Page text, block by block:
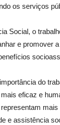
os serviços
Social, o
e
do
eficaz e
e assistência